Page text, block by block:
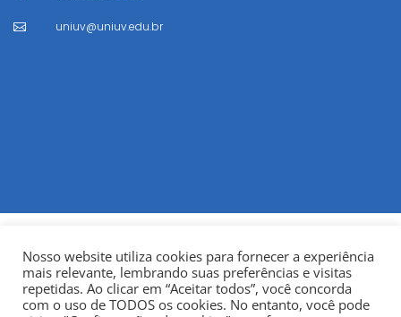
 uniuv@uniuv.edu.br
Nosso website utiliza cookies para fornecer a experiência
mais relevante, lembrando suas preferências e visitas
repetidas. Ao clicar em “Aceitar todos”, você concorda
com o uso de TODOS os cookies. No entanto, você pode